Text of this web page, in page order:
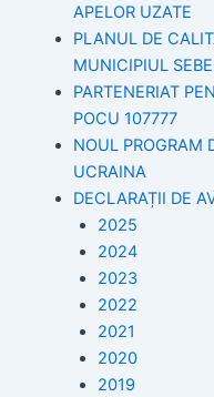
APELOR UZATE
PLANUL DE
MUNICIPIUL
PARTENERIAT
POCU 107777
NOUL PROGRAM
UCRAINA
DECLARAȚII DE
2025
2024
2023
2022
2021
2020
2019